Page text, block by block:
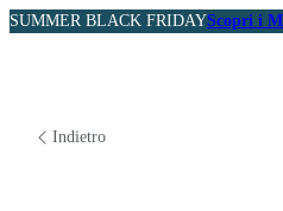
SUMMER BLACK FRIDAYScopri i
Indietro